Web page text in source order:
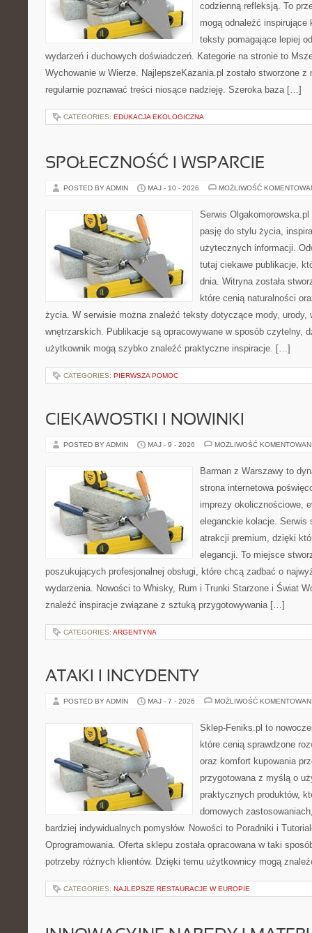
codzienną refleksją. To
mogą odnaleźć inspirujące
teksty pomagające lepiej
wydarzeń i duchowych doświadczeń. Kategorie na stronie to
Wychowanie w Wierze. NajlepszeKazania.pl zostało stworzone
regularnie poznawać treści niosące nadzieję. Szeroka baza […]
CATEGORIES: EDUKACJA EKOLOGICZNA
SPOŁECZNOŚĆ I WSPARCIE
POSTED BY ADMIN MAJ - 10 - 2026 MOŻLIWOŚĆ
Serwis
pasję do stylu życia,
użytecznych informacji.
tutaj ciekawe publikacje,
dnia. Witryna została
które cenią naturalności
życia. W serwisie można znaleźć teksty dotyczące mody, urody,
wnętrzarskich. Publikacje są opracowywane w sposób czytelny,
użytkownik mogą szybko znaleźć praktyczne inspiracje. […]
CATEGORIES: PIERWSZA POMOC
CIEKAWOSTKI I NOWINKI
POSTED BY ADMIN MAJ - 9 - 2026 MOŻLIWOŚĆ
Barman z Warszawy to
strona internetowa
imprezy okolicznościowe,
eleganckie kolacje. Serwis
atrakcji premium, dzięki
elegancji. To miejsce
poszukujących profesjonalnej obsługi, które chcą zadbać o
wydarzenia. Nowości to Whisky, Rum i Trunki Starzone i Świat
znaleźć inspiracje związane z sztuką przygotowywania […]
CATEGORIES: ARGENTYNA
ATAKI I INCYDENTY
POSTED BY ADMIN MAJ - 7 - 2026 MOŻLIWOŚĆ
Sklep-Feniks.pl to
które cenią sprawdzone
oraz komfort kupowania
przygotowana z myślą o
praktycznych produktów,
domowych
bardziej indywidualnych pomysłów. Nowości to Poradniki i
Oprogramowania. Oferta sklepu została opracowana w taki
potrzeby różnych klientów. Dzięki temu użytkownicy mogą
CATEGORIES: NAJLEPSZE RESTAURACJE W EUROPIE